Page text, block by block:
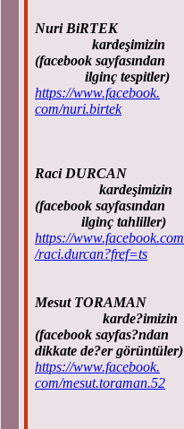
Nuri BiRTEK
kardeşimizin
(facebook sayfasından
ilginç tespitler)
https://www.facebook.
com/nuri.birtek
Raci DURCAN
kardeşimizin
(facebook sayfasından
ilginç tahliller)
https://www.facebook.com
/raci.durcan?fref=ts
Mesut TORAMAN
karde?imizin
(facebook sayfas?ndan
dikkate de?er görüntüler)
https://www.facebook.
com/mesut.toraman.52